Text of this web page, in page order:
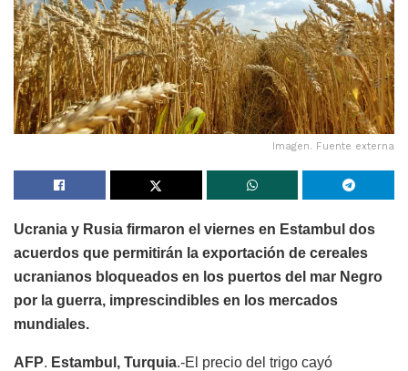
Imagen. Fuente externa
Ucrania y Rusia firmaron el viernes en Estambul dos
acuerdos que permitirán la exportación de cereales
ucranianos bloqueados en los puertos del mar Negro
por la guerra, imprescindibles en los mercados
mundiales.
AFP. Estambul, Turquia.-El precio del trigo cayó